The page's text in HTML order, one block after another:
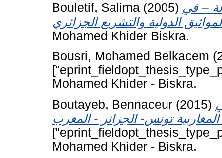
Bouletif, Salima (2005) – في
Mohamed Khider Biskra.
Bousri, Mohamed Belkacem
Mohamed Khider - Biskra.
Boutayeb, Bennaceur (2015)
Mohamed Khider - Biskra.